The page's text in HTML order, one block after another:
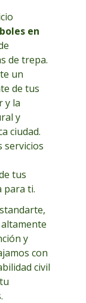
en
de trepa.
un
de tus
y la
y
ciudad.
servicios
tus
para ti.
y
con
civil